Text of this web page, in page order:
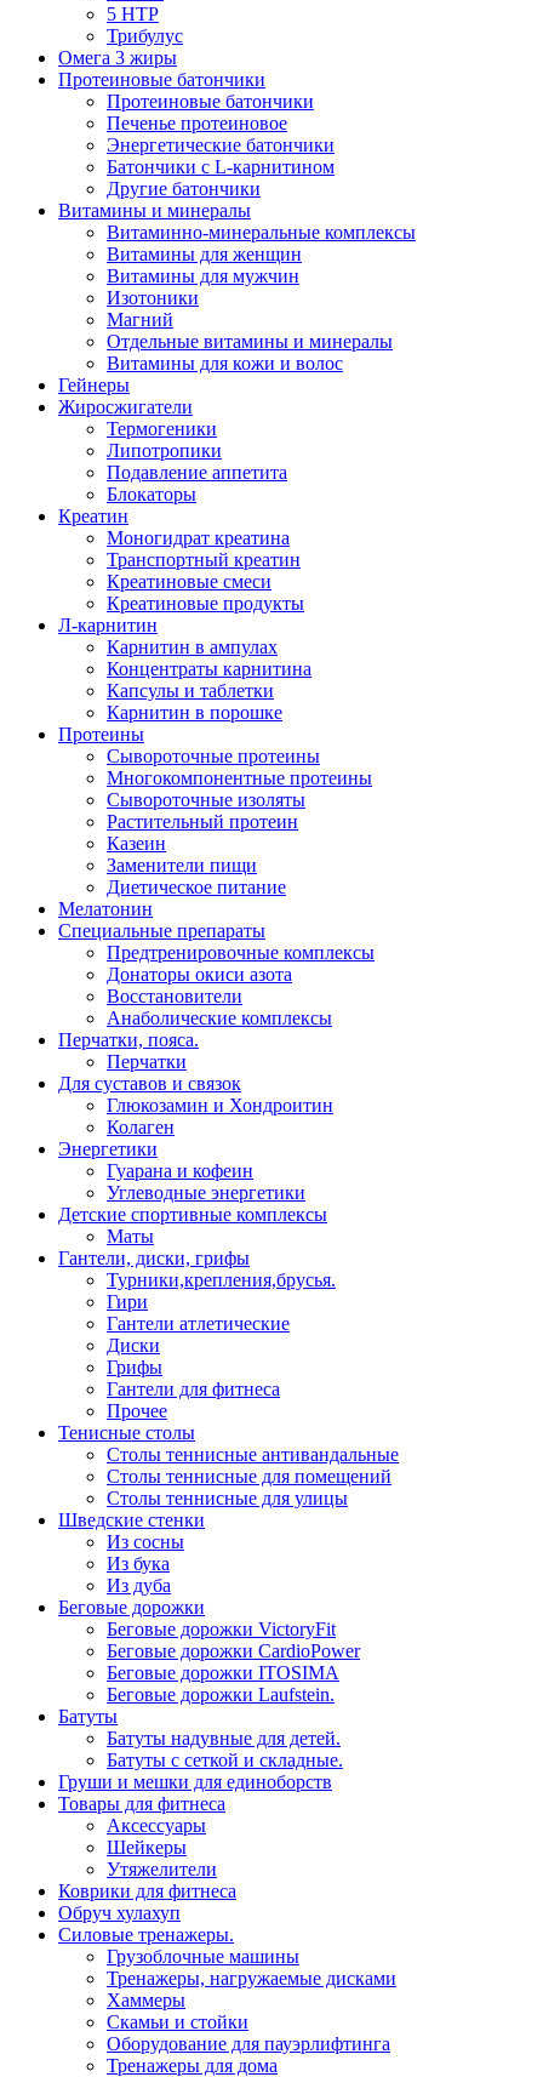
5 HTP
Трибулус
Омега 3 жиры
Протеиновые батончики
Протеиновые батончики
Печенье протеиновое
Энергетические батончики
Батончики с L-карнитином
Другие батончики
Витамины и минералы
Витаминно-минеральные комплексы
Витамины для женщин
Витамины для мужчин
Изотоники
Магний
Отдельные витамины и минералы
Витамины для кожи и волос
Гейнеры
Жиросжигатели
Термогеники
Липотропики
Подавление аппетита
Блокаторы
Креатин
Моногидрат креатина
Транспортный креатин
Креатиновые смеси
Креатиновые продукты
Л-карнитин
Карнитин в ампулах
Концентраты карнитина
Капсулы и таблетки
Карнитин в порошке
Протеины
Сывороточные протеины
Многокомпонентные протеины
Сывороточные изоляты
Растительный протеин
Казеин
Заменители пищи
Диетическое питание
Мелатонин
Специальные препараты
Предтренировочные комплексы
Донаторы окиси азота
Восстановители
Анаболические комплексы
Перчатки, пояса.
Перчатки
Для суставов и связок
Глюкозамин и Хондроитин
Колаген
Энергетики
Гуарана и кофеин
Углеводные энергетики
Детские спортивные комплексы
Маты
Гантели, диски, грифы
Турники,крепления,брусья.
Гири
Гантели атлетические
Диски
Грифы
Гантели для фитнеса
Прочее
Тенисные столы
Столы теннисные антивандальные
Столы теннисные для помещений
Столы теннисные для улицы
Шведские стенки
Из сосны
Из бука
Из дуба
Беговые дорожки
Беговые дорожки VictoryFit
Беговые дорожки CardioPower
Беговые дорожки ITOSIMA
Беговые дорожки Laufstein.
Батуты
Батуты надувные для детей.
Батуты с сеткой и складные.
Груши и мешки для единоборств
Товары для фитнеса
Aксессуары
Шейкеры
Утяжелители
Коврики для фитнеса
Обруч хулахуп
Силовые тренажеры.
Грузоблочные машины
Тренажеры, нагружаемые дисками
Хаммеры
Скамьи и стойки
Оборудование для пауэрлифтинга
Тренажеры для дома